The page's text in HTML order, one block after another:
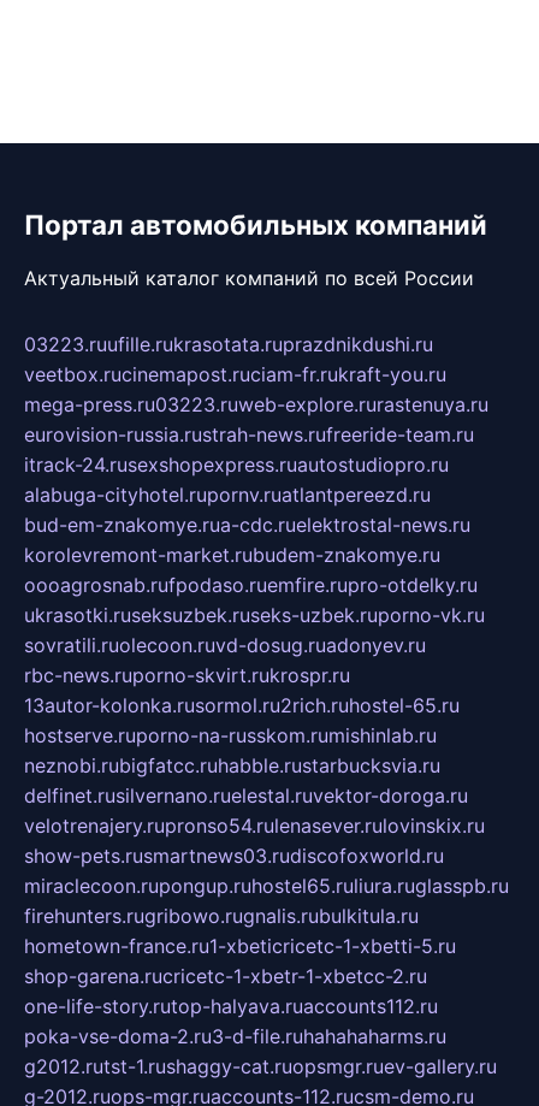
Портал автомобильных компаний
Актуальный каталог компаний по всей России
03223.ruufille.rukrasotata.ruprazdnikdushi.ru
veetbox.rucinemapost.ruciam-fr.rukraft-you.ru
mega-press.ru03223.ruweb-explore.rurastenuya.ru
eurovision-russia.rustrah-news.rufreeride-team.ru
itrack-24.rusexshopexpress.ruautostudiopro.ru
alabuga-cityhotel.rupornv.ruatlantpereezd.ru
bud-em-znakomye.rua-cdc.ruelektrostal-news.ru
korolevremont-market.rubudem-znakomye.ru
oooagrosnab.rufpodaso.ruemfire.rupro-otdelky.ru
ukrasotki.ruseksuzbek.ruseks-uzbek.ruporno-vk.ru
sovratili.ruolecoon.ruvd-dosug.ruadonyev.ru
rbc-news.ruporno-skvirt.rukrospr.ru
13autor-kolonka.rusormol.ru2rich.ruhostel-65.ru
hostserve.ruporno-na-russkom.rumishinlab.ru
neznobi.rubigfatcc.ruhabble.rustarbucksvia.ru
delfinet.rusilvernano.ruelestal.ruvektor-doroga.ru
velotrenajery.rupronso54.rulenasever.rulovinskix.ru
show-pets.rusmartnews03.rudiscofoxworld.ru
miraclecoon.rupongup.ruhostel65.ruliura.ruglasspb.ru
firehunters.rugribowo.rugnalis.rubulkitula.ru
hometown-france.ru1-xbeticricetc-1-xbetti-5.ru
shop-garena.rucricetc-1-xbetr-1-xbetcc-2.ru
one-life-story.rutop-halyava.ruaccounts112.ru
poka-vse-doma-2.ru3-d-file.ruhahahaharms.ru
g2012.rutst-1.rushaggy-cat.ruopsmgr.ruev-gallery.ru
g-2012.ruops-mgr.ruaccounts-112.rucsm-demo.ru